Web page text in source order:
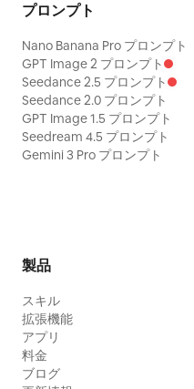
プロンプト
Nano Banana Pro プロンプト
GPT Image 2 プロンプト
Seedance 2.5 プロンプト
Seedance 2.0 プロンプト
GPT Image 1.5 プロンプト
Seedream 4.5 プロンプト
Gemini 3 Pro プロンプト
製品
スキル
拡張機能
アプリ
料金
ブログ